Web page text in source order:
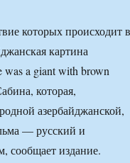
которых происходит в
картина
was a giant with brown
которая,
азербайджанской,
— русский и
сообщает издание.